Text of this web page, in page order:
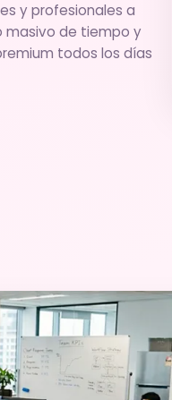
y profesionales a
masivo de tiempo y
todos los días